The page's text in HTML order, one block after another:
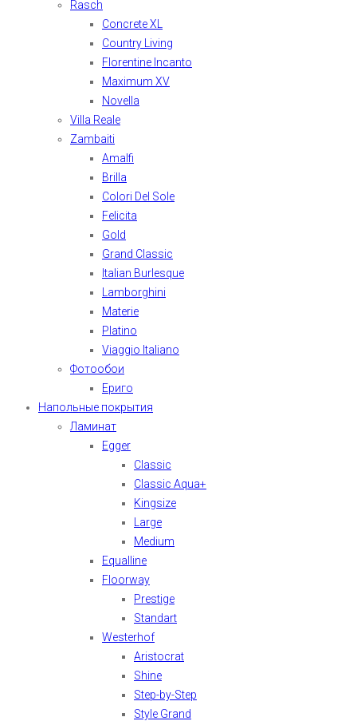
Rasch
Concrete XL
Country Living
Florentine Incanto
Maximum XV
Novella
Villa Reale
Zambaiti
Amalfi
Brilla
Colori Del Sole
Felicita
Gold
Grand Classic
Italian Burlesque
Lamborghini
Materie
Platino
Viaggio Italiano
Фотообои
Ериго
Напольные покрытия
Ламинат
Egger
Classic
Classic Aqua+
Kingsize
Large
Medium
Equalline
Floorway
Prestige
Standart
Westerhof
Aristocrat
Shine
Step-by-Step
Style Grand